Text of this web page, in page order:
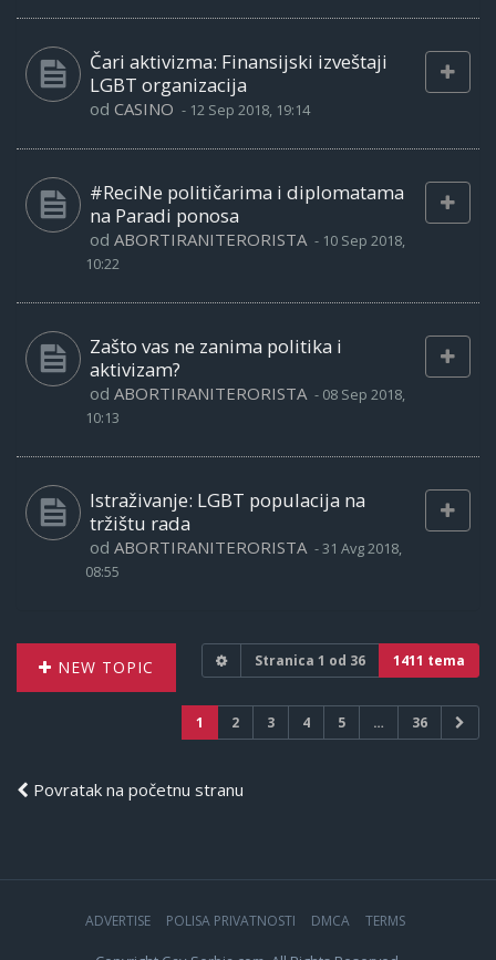
Čari aktivizma: Finansijski izveštaji
LGBT organizacija
od CASINO - 12 Sep 2018, 19:14
#ReciNe političarima i diplomatama
na Paradi ponosa
od ABORTIRANITERORISTA - 10 Sep 2018,
10:22
Zašto vas ne zanima politika i
aktivizam?
od ABORTIRANITERORISTA - 08 Sep 2018,
10:13
Istraživanje: LGBT populacija na
tržištu rada
od ABORTIRANITERORISTA -31 Avg 2018,
08:55
NEW TOPIC Stranica 1 od 36 1411 tema
1 2 3 4 5 … 36
Povratak na početnu stranu
ADVERTISE POLISA PRIVATNOSTI DMCA TERMS